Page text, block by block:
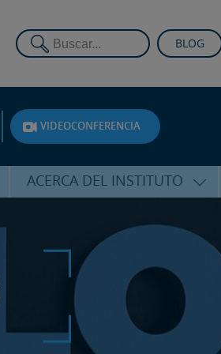
BLOG
VIDEOCONFERENCIA
ACERCA DEL INSTITUTO
EQUIPO
ATENCIÓN PERSONALIZADA
UNIDAD DE ACOMPAÑAMIENTO
PSICOLÓGICO
SERVICIOS INTERNACIONALES